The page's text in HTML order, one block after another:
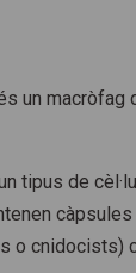
un macròfag
tipus de
o cnidocists)